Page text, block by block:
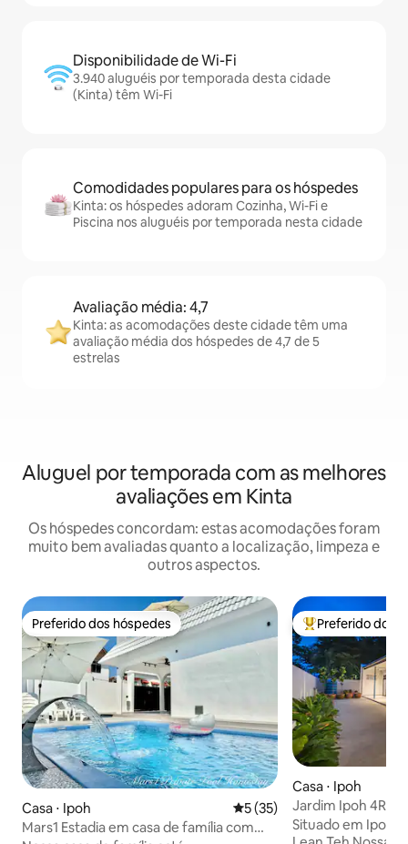
Disponibilidade de Wi-Fi
3.940 aluguéis por temporada desta cidade
(Kinta) têm Wi-Fi
Comodidades populares para os hóspedes
Kinta: os hóspedes adoram Cozinha, Wi-Fi e
Piscina nos aluguéis por temporada nesta cidade
Avaliação média: 4,7
Kinta: as acomodações deste cidade têm uma
avaliação média dos hóspedes de 4,7 de 5
estrelas
Aluguel por temporada com as melhores
avaliações em Kinta
Os hóspedes concordam: estas acomodações foram
muito bem avaliadas quanto a localização, limpeza e
outros aspectos.
Preferido dos hóspedes
Preferido dos hóspedes
Casa ⋅ Ipoh 5 de uma avaliação média
5 (35)
Mars1 Estadia em casa de família com
Entre os
Preferido dos
Casa ⋅ Ipoh
Jardim Ipoh 4R3B
1Min para AEON
Situado em Ipoh,